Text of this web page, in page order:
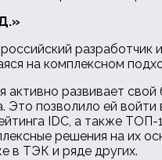
на комплексном
активно развивает
Это позволило ей
IDC, а также
решения на их
в ТЭК и ряде других.